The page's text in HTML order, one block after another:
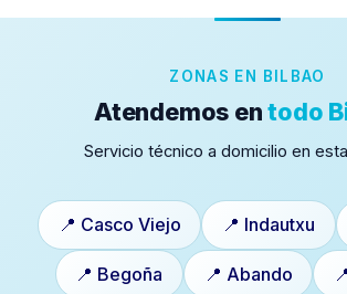
ZONAS EN BILBAO
Atendemos entodo
Servicio técnico a domicilio en
📍 Casco Viejo 📍 Indautxu
📍 Begoña 📍 Abando